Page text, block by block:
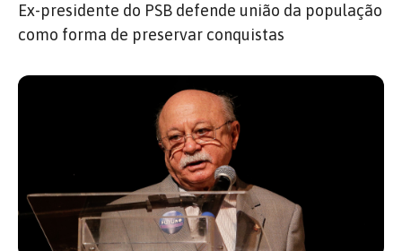
Ex-presidente do PSB defende união da população
como forma de preservar conquistas